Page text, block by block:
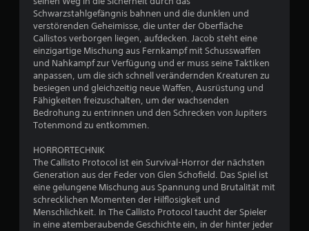
w
e
r
t
n
g
:
Schwarzstahlgefängnis bahnen und die dunklen und
verstörenden Geheimisse, die unter der Oberfläche
Callistos verborgen liegen, aufdecken. Jacob steht eine
einzigartige Mischung aus Fernkampf mit Schusswaffen
und Nahkampf zur Verfügung und er muss seine Taktiken
anpassen, um die sich schnell verändernden Kreaturen zu
besiegen und gleichzeitig neue Waffen, Ausrüstung und
Fähigkeiten freizuschalten, um der wachsenden
Bedrohung zu entrinnen und den Schrecken von Jupiters
Totenmond zu entkommen.
HORRORTECHNIK
The Callisto Protocol ist ein Survival-Horror der nächsten
Generation aus der Feder von Glen Schofield. Das Spiel ist
eine gelungene Mischung aus Spannung und Brutalität mit
schrecklichen Momenten der Hilflosigkeit und
Menschlichkeit. In The Callisto Protocol taucht der Spieler
in eine atemberaubende Geschichte ein, in der hinter jeder